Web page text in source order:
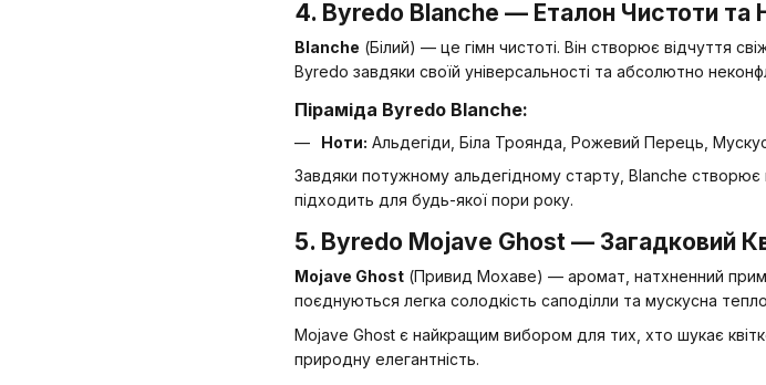
4. Byredo Blanche — Еталон Чистоти та
Blanche (Білий) — це гімн чистоті. Він створює відчуття
Byredo завдяки своїй універсальності та абсолютно
Піраміда Byredo Blanche:
Ноти: Альдегіди, Біла Троянда, Рожевий Перець,
Завдяки потужному альдегідному старту, Blanche
підходить для будь-якої пори року.
5. Byredo Mojave Ghost — Загадковий
Mojave Ghost (Привид Мохаве) — аромат, натхненний
поєднуються легка солодкість саподілли та мускусна
Mojave Ghost є найкращим вибором для тих, хто шукає
природну елегантність.